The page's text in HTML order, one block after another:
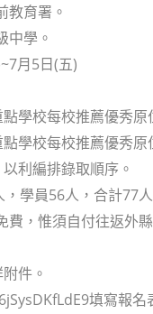
教育署。
中學。
月5日(五)
學校每校推薦優秀原
學校每校推薦優秀
利編排錄取順序。
學員56人，合計77人
，惟須自付往返外
件。
填寫報名